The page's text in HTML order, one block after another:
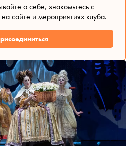
о себе, знакомьтесь с
сайте и мероприятиях клуба.